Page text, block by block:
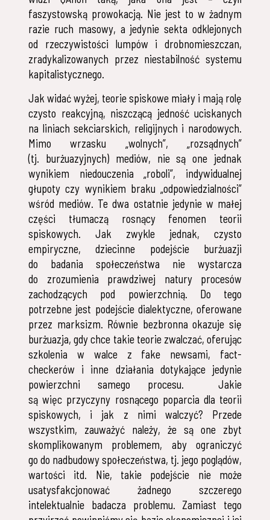
faszystowską prowokacją. Nie jest to w żadnym
razie ruch masowy, a jedynie sekta odklejonych
od rzeczywistości lumpów i drobnomieszczan,
zradykalizowanych przez niestabilność systemu
kapitalistycznego.
Jak widać wyżej, teorie spiskowe miały i mają rolę
czysto reakcyjną, niszczącą jedność uciskanych
na liniach sekciarskich, religijnych i narodowych.
Mimo wrzasku „wolnych”, „rozsądnych”
(tj. burżuazyjnych) mediów, nie są one jednak
wynikiem niedouczenia „roboli”, indywidualnej
głupoty czy wynikiem braku „odpowiedzialności”
wśród mediów. Te dwa ostatnie jedynie w małej
części tłumaczą rosnący fenomen teorii
spiskowych. Jak zwykle jednak, czysto
empiryczne, dziecinne podejście burżuazji
do badania społeczeństwa nie wystarcza
do zrozumienia prawdziwej natury procesów
zachodzących pod powierzchnią. Do tego
potrzebne jest podejście dialektyczne, oferowane
przez marksizm. Równie bezbronna okazuje się
burżuazja, gdy chce takie teorie zwalczać, oferując
szkolenia w walce z fake newsami, fact-
checkerów i inne działania dotykające jedynie
powierzchni samego procesu. Jakie
są więc przyczyny rosnącego poparcia dla teorii
spiskowych, i jak z nimi walczyć? Przede
wszystkim, zauważyć należy, że są one zbyt
skomplikowanym problemem, aby ograniczyć
go do nadbudowy społeczeństwa, tj. jego poglądów,
wartości itd. Nie, takie podejście nie może
usatysfakcjonować żadnego szczerego
intelektualnie badacza problemu. Zamiast tego